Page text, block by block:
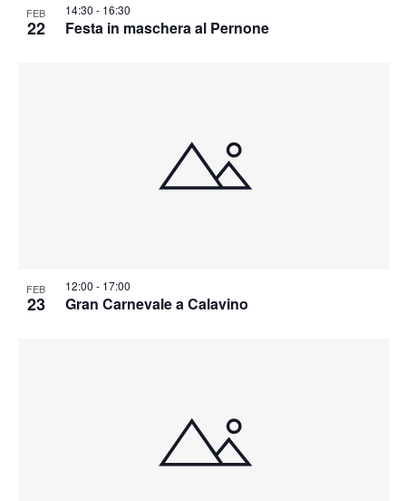
FEB
22 Festa in maschera al Pernone
14:30 - 16:30
FEB
23 Gran Carnevale a Calavino
12:00 - 17:00